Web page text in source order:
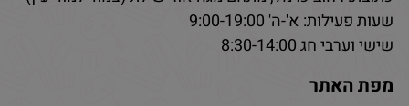
שעות פעילות: א'-ה' 9:00-19:00
שישי וערבי חג 8:30-14:00
מפת האתר